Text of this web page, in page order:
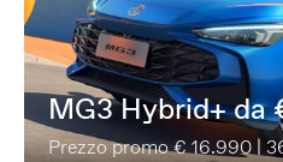
MG3 Hybrid+ da
Prezzo promo € 16.990 |